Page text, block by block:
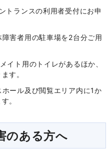
トランスの利用者受付にお申
害者用の駐車場を2台分ご用
イト用のトイレがあるほか、
す。
ール及び閲覧エリア内に1か
。
のある方へ